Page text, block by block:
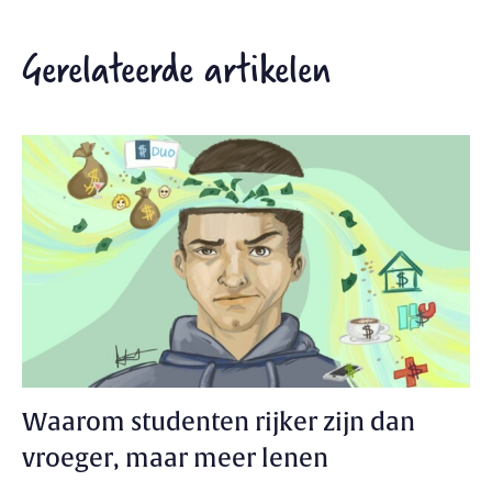
Gerelateerde artikelen
Waarom studenten rijker zijn dan
vroeger, maar meer lenen